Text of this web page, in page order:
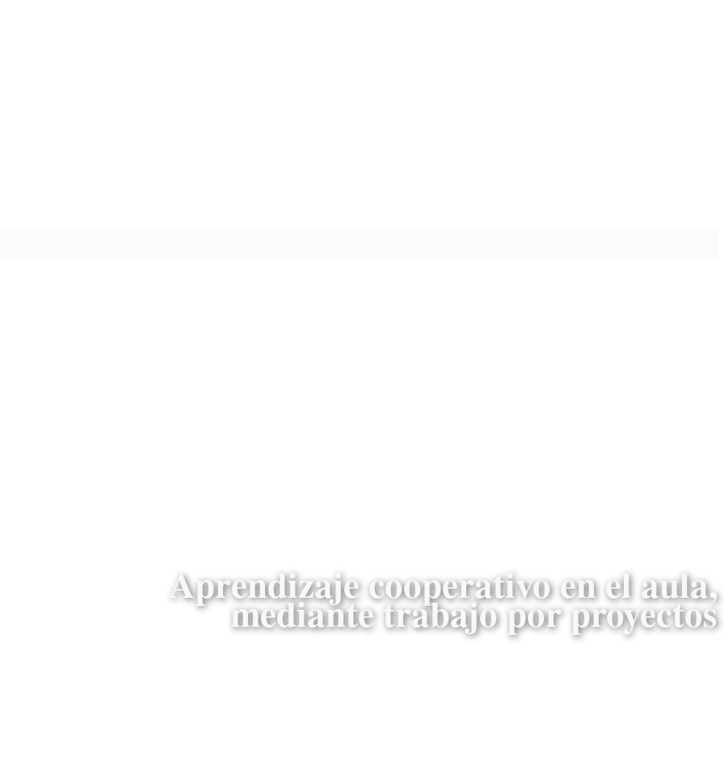
Aprendizaje cooperativo en el aula,
mediante trabajo por proyectos